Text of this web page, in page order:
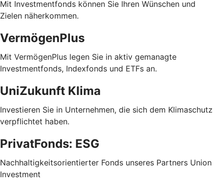
Mit Investmentfonds können Sie Ihren Wünschen und
Zielen näherkommen.
VermögenPlus
Mit VermögenPlus legen Sie in aktiv gemanagte
Investmentfonds, Indexfonds und ETFs an.
UniZukunft Klima
Investieren Sie in Unternehmen, die sich dem Klimaschutz
verpflichtet haben.
PrivatFonds: ESG
Nachhaltigkeitsorientierter Fonds unseres Partners Union
Investment